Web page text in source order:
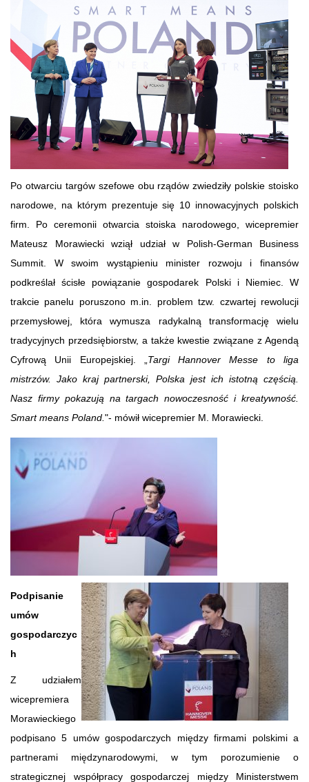
Po otwarciu targów szefowe obu rządów zwiedziły polskie stoisko
narodowe, na którym prezentuje się 10 innowacyjnych polskich
firm. Po ceremonii otwarcia stoiska narodowego, wicepremier
Mateusz Morawiecki wziął udział w Polish-German Business
Summit. W swoim wystąpieniu minister rozwoju i finansów
podkreślał ścisłe powiązanie gospodarek Polski i Niemiec. W
trakcie panelu poruszono m.in. problem tzw. czwartej rewolucji
przemysłowej, która wymusza radykalną transformację wielu
tradycyjnych przedsiębiorstw, a także kwestie związane z Agendą
Cyfrową Unii Europejskiej. „Targi Hannover Messe to liga
mistrzów. Jako kraj partnerski, Polska jest ich istotną częścią.
Nasz firmy pokazują na targach nowoczesność i kreatywność.
Smart means Poland."- mówił wicepremier M. Morawiecki.
Podpisanie
umów
gospodarczyc
h
Z udziałem
wicepremiera
Morawieckiego
podpisano 5 umów gospodarczych między firmami polskimi a
partnerami międzynarodowymi, w tym porozumienie o
strategicznej współpracy gospodarczej między Ministerstwem